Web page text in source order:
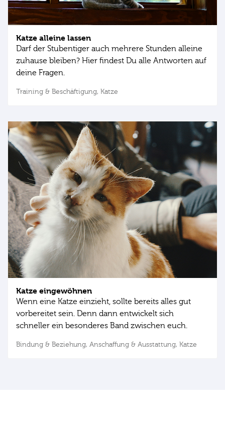
Katze alleine lassen
Darf der Stubentiger auch mehrere Stunden alleine
zuhause bleiben? Hier findest Du alle Antworten auf
deine Fragen.
Training & Beschäftigung, Katze
Katze eingewöhnen
Wenn eine Katze einzieht, sollte bereits alles gut
vorbereitet sein. Denn dann entwickelt sich
schneller ein besonderes Band zwischen euch.
Bindung & Beziehung, Anschaffung & Ausstattung, Katze